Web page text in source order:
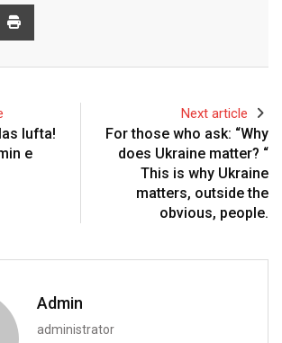
lufta!
e
Next article
For those who ask: “Why
does Ukraine matter? “
This is why Ukraine
matters, outside the
obvious, people.
Admin
administrator